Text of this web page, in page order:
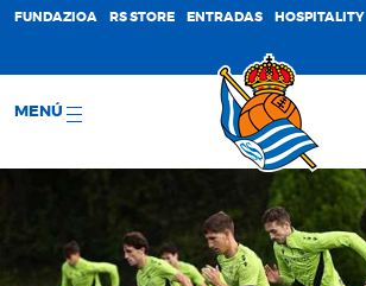
FUNDAZIOA RS STORE ENTRADAS HOSPITALITY
MENÚ